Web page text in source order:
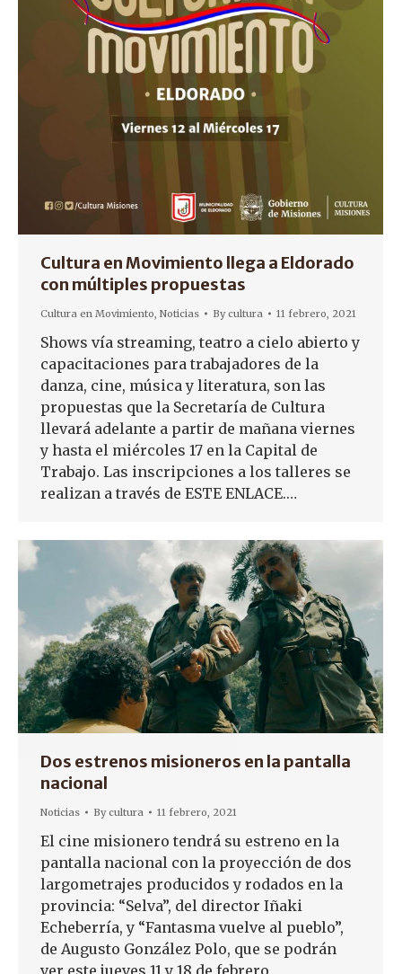
Cultura en Movimiento llega a Eldorado
con múltiples propuestas
Cultura en Movimiento, Noticias Bycultura 11 febrero, 2021
Shows vía streaming, teatro a cielo abierto y
capacitaciones para trabajadores de la
danza, cine, música y literatura, son las
propuestas que la Secretaría de Cultura
llevará adelante a partir de mañana viernes
y hasta el miércoles 17 en la Capital de
Trabajo. Las inscripciones a los talleres se
realizan a través de ESTE ENLACE.…
Dos estrenos misioneros en la pantalla
nacional
Noticias Bycultura 11 febrero, 2021
El cine misionero tendrá su estreno en la
pantalla nacional con la proyección de dos
largometrajes producidos y rodados en la
provincia: “Selva”, del director Iñaki
Echeberría, y “Fantasma vuelve al pueblo”,
de Augusto González Polo, que se podrán